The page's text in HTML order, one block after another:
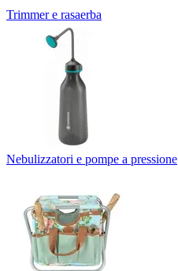
Trimmer e rasaerba
Nebulizzatori e pompe a pressione